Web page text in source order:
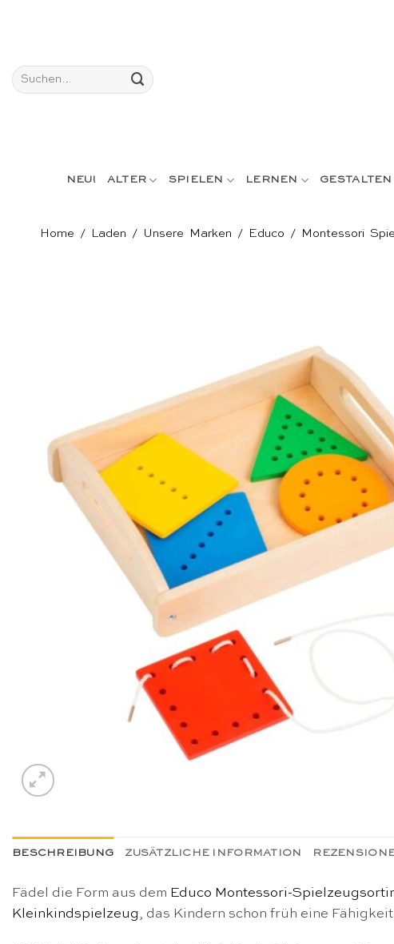
Suchen
nach:
NEU! ALTER SPIELEN LERNEN GESTALTEN
Home / Laden / Unsere Marken / Educo / Montessori
BESCHREIBUNG ZUSÄTZLICHE INFORMATION
Fädel die Form aus dem Educo Montessori-
Kleinkindspielzeug, das Kindern schon früh eine